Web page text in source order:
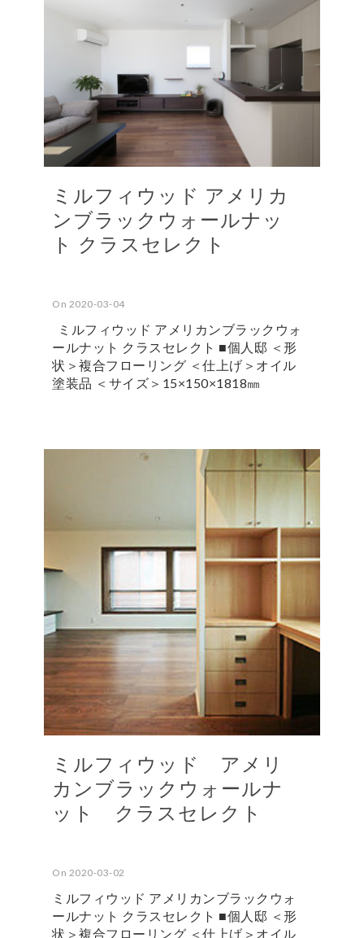
ミルフィウッド アメリカ
ンブラックウォールナッ
ト クラスセレクト
On 2020-03-04
ミルフィウッド アメリカンブラックウォ
ールナット クラスセレクト ■個人邸 ＜形
状＞複合フローリング ＜仕上げ＞オイル
塗装品 ＜サイズ＞15×150×1818㎜
ミルフィウッド アメリ
カンブラックウォールナ
ット クラスセレクト
On 2020-03-02
ミルフィウッド アメリカンブラックウォ
ールナット クラスセレクト ■個人邸 ＜形
状＞複合フローリング ＜仕上げ＞オイル